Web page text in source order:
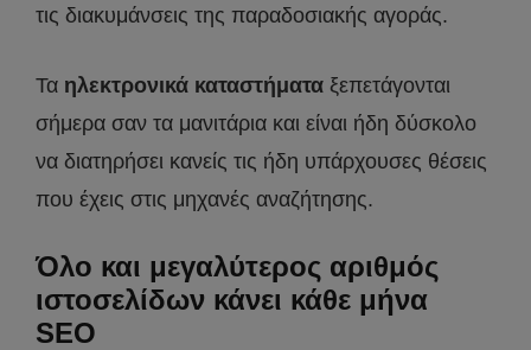
τις διακυμάνσεις της παραδοσιακής αγοράς.
Τα ηλεκτρονικά καταστήματα ξεπετάγονται
σήμερα σαν τα μανιτάρια και είναι ήδη δύσκολο
να διατηρήσει κανείς τις ήδη υπάρχουσες θέσεις
που έχεις στις μηχανές αναζήτησης.
Όλο και μεγαλύτερος αριθμός
ιστοσελίδων κάνει κάθε μήνα
SEO